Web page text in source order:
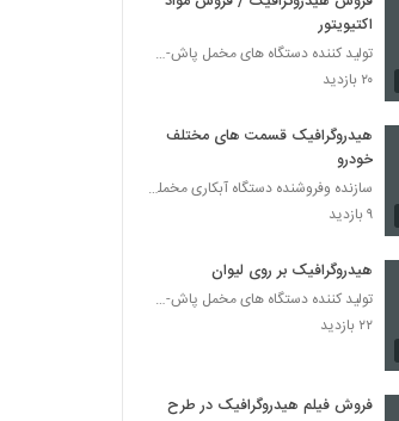
اکتیویتور
تولید کننده دستگاه های مخمل پاش-هیدروگرافیک-ابکاری
۲۰ بازدید
هیدروگرافیک قسمت های مختلف
خودرو
سازنده وفروشنده دستگاه آبکاری مخملپاش هیدروگرافیک
۹ بازدید
هیدروگرافیک بر روی لیوان
تولید کننده دستگاه های مخمل پاش-هیدروگرافیک-ابکاری
۲۲ بازدید
فروش فیلم هیدروگرافیک در طرح